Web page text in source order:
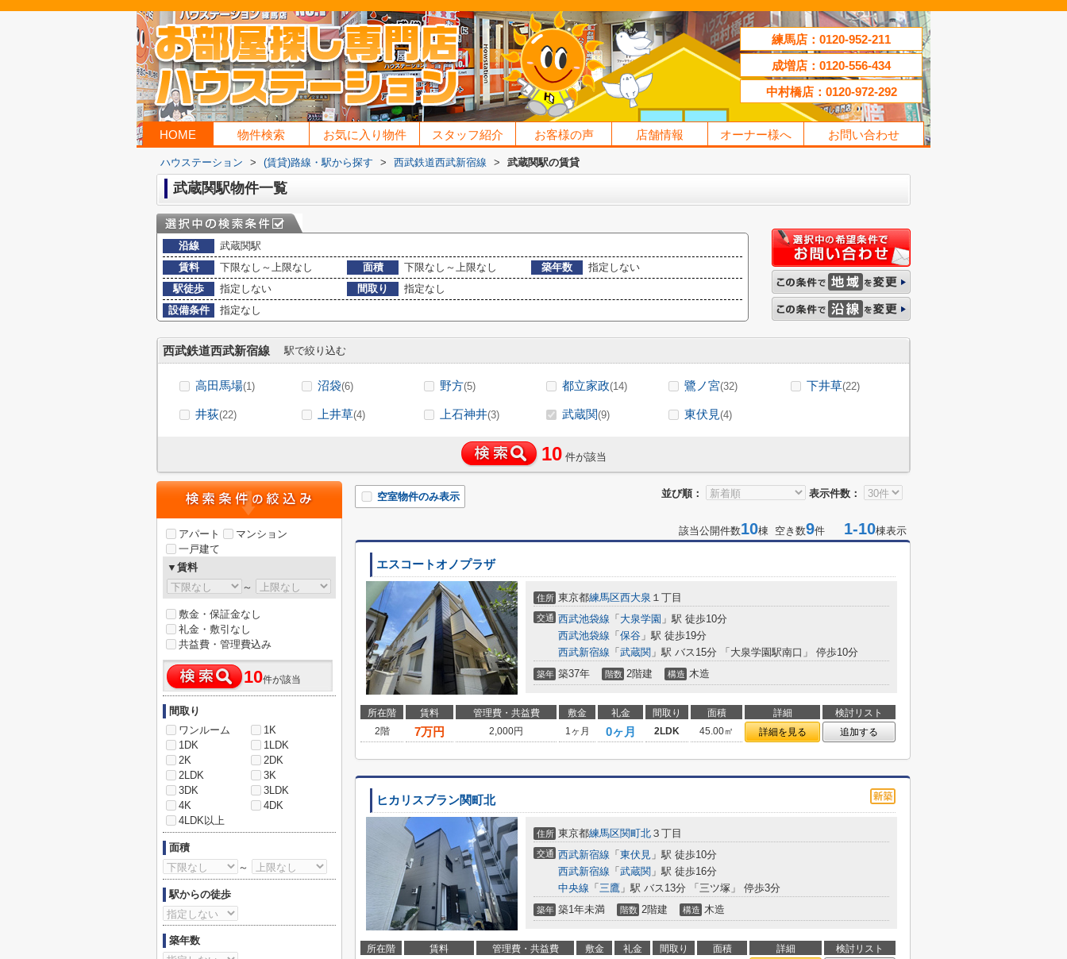
練馬店：0120-952-211
成増店：0120-556-434
中村橋店：0120-972-292
HOME 物件検索 お気に入り物件 スタッフ紹介 お客様の声 店舗情報 オーナー様へ お問い合わせ
ハウステーション > (賃貸)路線・駅から探す > 西武鉄道西武新宿線 > 武蔵関駅の賃貸
武蔵関駅物件一覧
沿線
武蔵関駅
賃料
下限なし～上限なし 面積 下限なし～上限なし 築年数
指定しない
駅徒歩
指定しない 間取り
指定なし
設備条件
指定なし
西武鉄道西武新宿線 駅で絞り込む
高田馬場(1) 沼袋(6) 野方(5) 都立家政(14) 鷺ノ宮(32) 下井草(22)
井荻(22) 上井草(4) 上石神井(3) 武蔵関(9) 東伏見(4)
10 件が該当
並び順： 表示件数：
空室物件のみ表示
該当公開件数10棟 空き数9件 1-10棟表示
エスコートオノプラザ
住所 東京都練馬区西大泉 １丁目
交通 西武池袋線 「 大泉学園 」駅 徒歩10分
西武池袋線 「 保谷 」駅 徒歩19分
西武新宿線 「 武蔵関 」駅 バス15分 「大泉学園駅南口」 停歩10分
築年 築37年 階数 2階建 構造 木造
所在階 賃料 管理費・共益費 敷金 礼金 間取り 面積 詳細
検討リスト
2階
7万円 2,000円 1ヶ月 0ヶ月 2LDK 45.00㎡ 詳細を見る 追加する
ヒカリスブラン関町北
住所 東京都練馬区関町北 ３丁目
交通 西武新宿線 「 東伏見 」駅 徒歩10分
西武新宿線 「 武蔵関 」駅 徒歩16分
中央線 「 三鷹 」駅 バス13分 「三ツ塚」 停歩3分
築年 築1年未満 階数 2階建 構造 木造
所在階 賃料 管理費・共益費 敷金 礼金 間取り 面積 詳細
検討リスト
アパート
マンション
一戸建て
▼賃料
～
敷金・保証金なし
礼金・敷引なし
共益費・管理費込み
10件が該当
間取り
ワンルーム
1K
1DK
1LDK
2K
2DK
2LDK
3K
3DK
3LDK
4K
4DK
4LDK以上
面積
～
駅からの徒歩
築年数